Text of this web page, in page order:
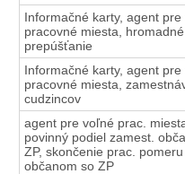
Informačné karty, agent pre
pracovné miesta, hromadné
prepúšťanie
Informačné karty, agent pre
pracovné miesta,
cudzincov
agent pre voľné prac.
povinný podiel zamest.
ZP, skončenie prac.
občanom so ZP